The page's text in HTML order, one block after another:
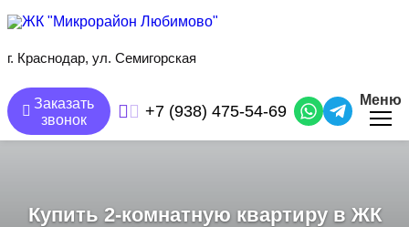
содержанию
г. Краснодар, ул. Семигорская
Заказать
звонок
+7 (938) 475-54-69
Меню
Купить 2-комнатную квартиру в ЖК